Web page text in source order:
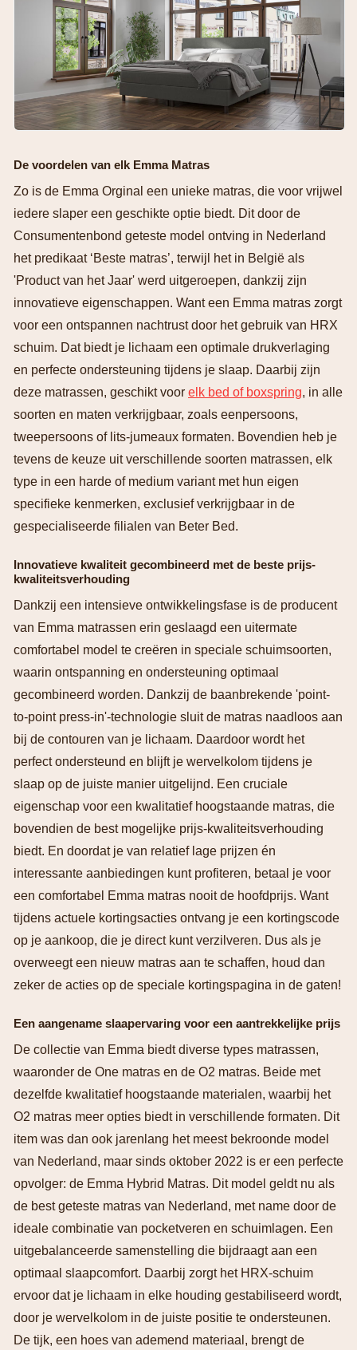
De voordelen van elk Emma Matras
Zo is de Emma Orginal een unieke matras, die voor vrijwel
iedere slaper een geschikte optie biedt. Dit door de
Consumentenbond geteste model ontving in Nederland
het predikaat ‘Beste matras’, terwijl het in België als
'Product van het Jaar' werd uitgeroepen, dankzij zijn
innovatieve eigenschappen. Want een Emma matras zorgt
voor een ontspannen nachtrust door het gebruik van HRX
schuim. Dat biedt je lichaam een optimale drukverlaging
en perfecte ondersteuning tijdens je slaap. Daarbij zijn
deze matrassen, geschikt voor elk bed of boxspring, in alle
soorten en maten verkrijgbaar, zoals eenpersoons,
tweepersoons of lits-jumeaux formaten. Bovendien heb je
tevens de keuze uit verschillende soorten matrassen, elk
type in een harde of medium variant met hun eigen
specifieke kenmerken, exclusief verkrijgbaar in de
gespecialiseerde filialen van Beter Bed.
Innovatieve kwaliteit gecombineerd met de beste prijs-
kwaliteitsverhouding
Dankzij een intensieve ontwikkelingsfase is de producent
van Emma matrassen erin geslaagd een uitermate
comfortabel model te creëren in speciale schuimsoorten,
waarin ontspanning en ondersteuning optimaal
gecombineerd worden. Dankzij de baanbrekende 'point-
to-point press-in'-technologie sluit de matras naadloos aan
bij de contouren van je lichaam. Daardoor wordt het
perfect ondersteund en blijft je wervelkolom tijdens je
slaap op de juiste manier uitgelijnd. Een cruciale
eigenschap voor een kwalitatief hoogstaande matras, die
bovendien de best mogelijke prijs-kwaliteitsverhouding
biedt. En doordat je van relatief lage prijzen én
interessante aanbiedingen kunt profiteren, betaal je voor
een comfortabel Emma matras nooit de hoofdprijs. Want
tijdens actuele kortingsacties ontvang je een kortingscode
op je aankoop, die je direct kunt verzilveren. Dus als je
overweegt een nieuw matras aan te schaffen, houd dan
zeker de acties op de speciale kortingspagina in de gaten!
Een aangename slaapervaring voor een aantrekkelijke prijs
De collectie van Emma biedt diverse types matrassen,
waaronder de One matras en de O2 matras. Beide met
dezelfde kwalitatief hoogstaande materialen, waarbij het
O2 matras meer opties biedt in verschillende formaten. Dit
item was dan ook jarenlang het meest bekroonde model
van Nederland, maar sinds oktober 2022 is er een perfecte
opvolger: de Emma Hybrid Matras. Dit model geldt nu als
de best geteste matras van Nederland, met name door de
ideale combinatie van pocketveren en schuimlagen. Een
uitgebalanceerde samenstelling die bijdraagt aan een
optimaal slaapcomfort. Daarbij zorgt het HRX-schuim
ervoor dat je lichaam in elke houding gestabiliseerd wordt,
door je wervelkolom in de juiste positie te ondersteunen.
De tijk, een hoes van ademend materiaal, brengt de